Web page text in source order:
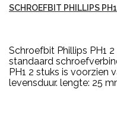
SCHROEFBIT PHILLIPS
Schroefbit Phillips PH1
standaard
PH1 2 stuks is voorzien
levensduur. lengte: 25